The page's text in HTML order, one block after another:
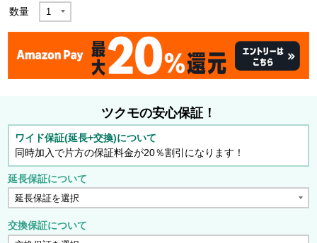
数量
ツクモの安心保証！
ワイド保証(延長+交換)について
同時加入で片方の保証料金が20％割引になります！
延長保証について
交換保証について